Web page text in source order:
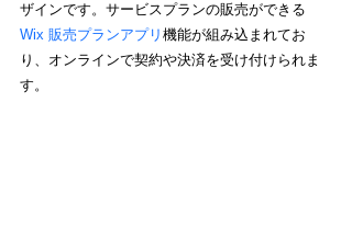
ザインです。サービスプランの販売ができる
Wix 販売プランアプリ 機能が組み込まれてお
り、オンラインで契約や決済を受け付けられま
す。